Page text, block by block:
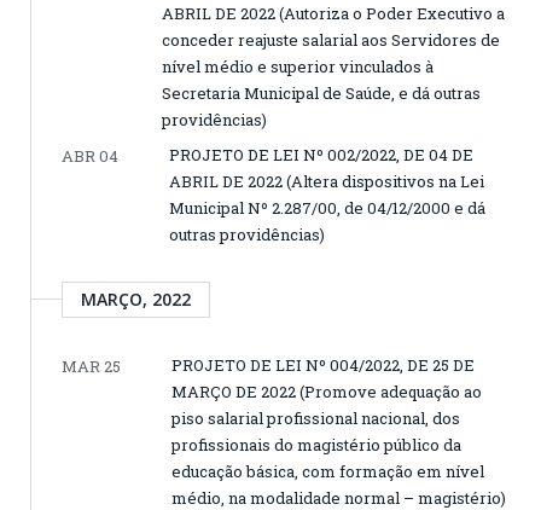
ABRIL DE 2022 (Autoriza o Poder Executivo a
conceder reajuste salarial aos Servidores de
nível médio e superior vinculados à
Secretaria Municipal de Saúde, e dá outras
providências)
ABR 04
PROJETO DE LEI Nº 002/2022, DE 04 DE
ABRIL DE 2022 (Altera dispositivos na Lei
Municipal Nº 2.287/00, de 04/12/2000 e dá
outras providências)
MARÇO, 2022
MAR 25
PROJETO DE LEI Nº 004/2022, DE 25 DE
MARÇO DE 2022 (Promove adequação ao
piso salarial profissional nacional, dos
profissionais do magistério público da
educação básica, com formação em nível
médio, na modalidade normal – magistério)